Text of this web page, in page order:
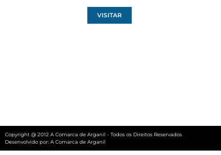
VISITAR
Copyright @ 2012 A Comarca de Arganil - Todos os Direitos Reservados
Desenvolvido por: A Comarca de Arganil